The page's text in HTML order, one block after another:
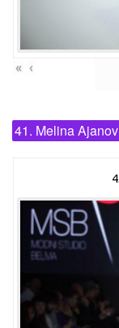
« ‹
41. Melina